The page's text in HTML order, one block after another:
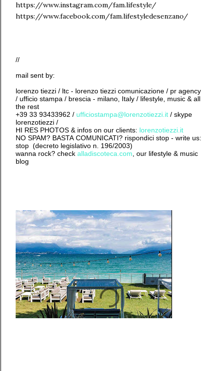
https://www.instagram.com/fam.lifestyle/
https://www.facebook.com/fam.lifestyledesenzano/
//
mail sent by:
lorenzo tiezzi / ltc - lorenzo tiezzi comunicazione / pr agency
/ ufficio stampa / brescia - milano, Italy / lifestyle, music & all
the rest
+39 33 93433962 / ufficiostampa@lorenzotiezzi.it / skype
lorenzotiezzi /
HI RES PHOTOS & infos on our clients: lorenzotiezzi.it
NO SPAM? BASTA COMUNICATI? rispondici stop - write us:
stop (decreto legislativo n. 196/2003)
wanna rock? check alladiscoteca.com , our lifestyle & music
blog